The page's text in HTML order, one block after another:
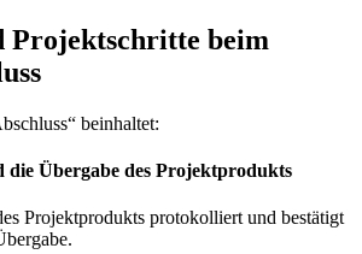
Projektschritte beim
beinhaltet:
die Übergabe des Projektprodukts
Projektprodukts protokolliert und bestätigt